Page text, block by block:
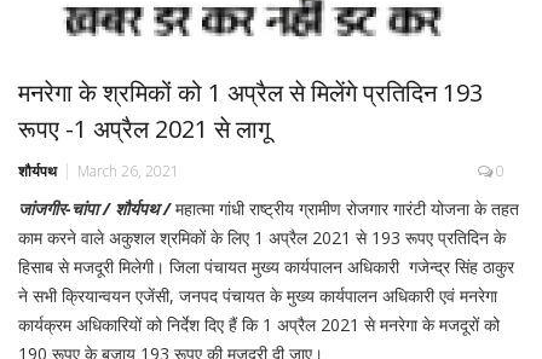
मनरेगा के श्रमिकों को 1 अप्रैल से मिलेंगे प्रतिदिन 193
रूपए -1 अप्रैल 2021 से लागू
शौर्यपथ March 26, 2021 0
जांजगीर-चांपा / शौर्यपथ /महात्मा गांधी राष्ट्रीय ग्रामीण रोजगार गारंटी योजना के तहत
काम करने वाले अकुशल श्रमिकों के लिए 1 अप्रैल 2021 से 193 रूपए प्रतिदिन के
हिसाब से मजदूरी मिलेगी। जिला पंचायत मुख्य कार्यपालन अधिकारी गजेन्द्र सिंह ठाकुर
ने सभी क्रियान्वयन एजेंसी, जनपद पंचायत के मुख्य कार्यपालन अधिकारी एवं मनरेगा
कार्यक्रम अधिकारियों को निर्देश दिए हैं कि 1 अप्रैल 2021 से मनरेगा के मजदूरों को
190 रूपए के बजाय 193 रूपए की मजदूरी दी जाए।